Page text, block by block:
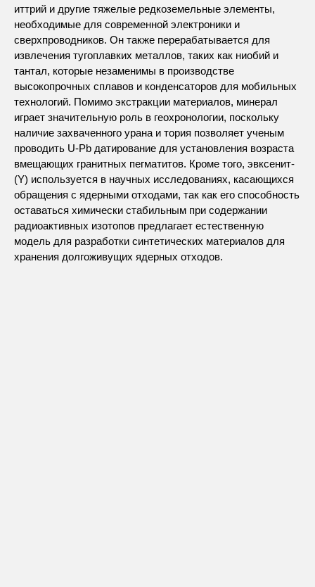
иттрий и другие тяжелые редкоземельные элементы,
необходимые для современной электроники и
сверхпроводников. Он также перерабатывается для
извлечения тугоплавких металлов, таких как ниобий и
тантал, которые незаменимы в производстве
высокопрочных сплавов и конденсаторов для мобильных
технологий. Помимо экстракции материалов, минерал
играет значительную роль в геохронологии, поскольку
наличие захваченного урана и тория позволяет ученым
проводить U-Pb датирование для установления возраста
вмещающих гранитных пегматитов. Кроме того, эвксенит-
(Y) используется в научных исследованиях, касающихся
обращения с ядерными отходами, так как его способность
оставаться химически стабильным при содержании
радиоактивных изотопов предлагает естественную
модель для разработки синтетических материалов для
хранения долгоживущих ядерных отходов.